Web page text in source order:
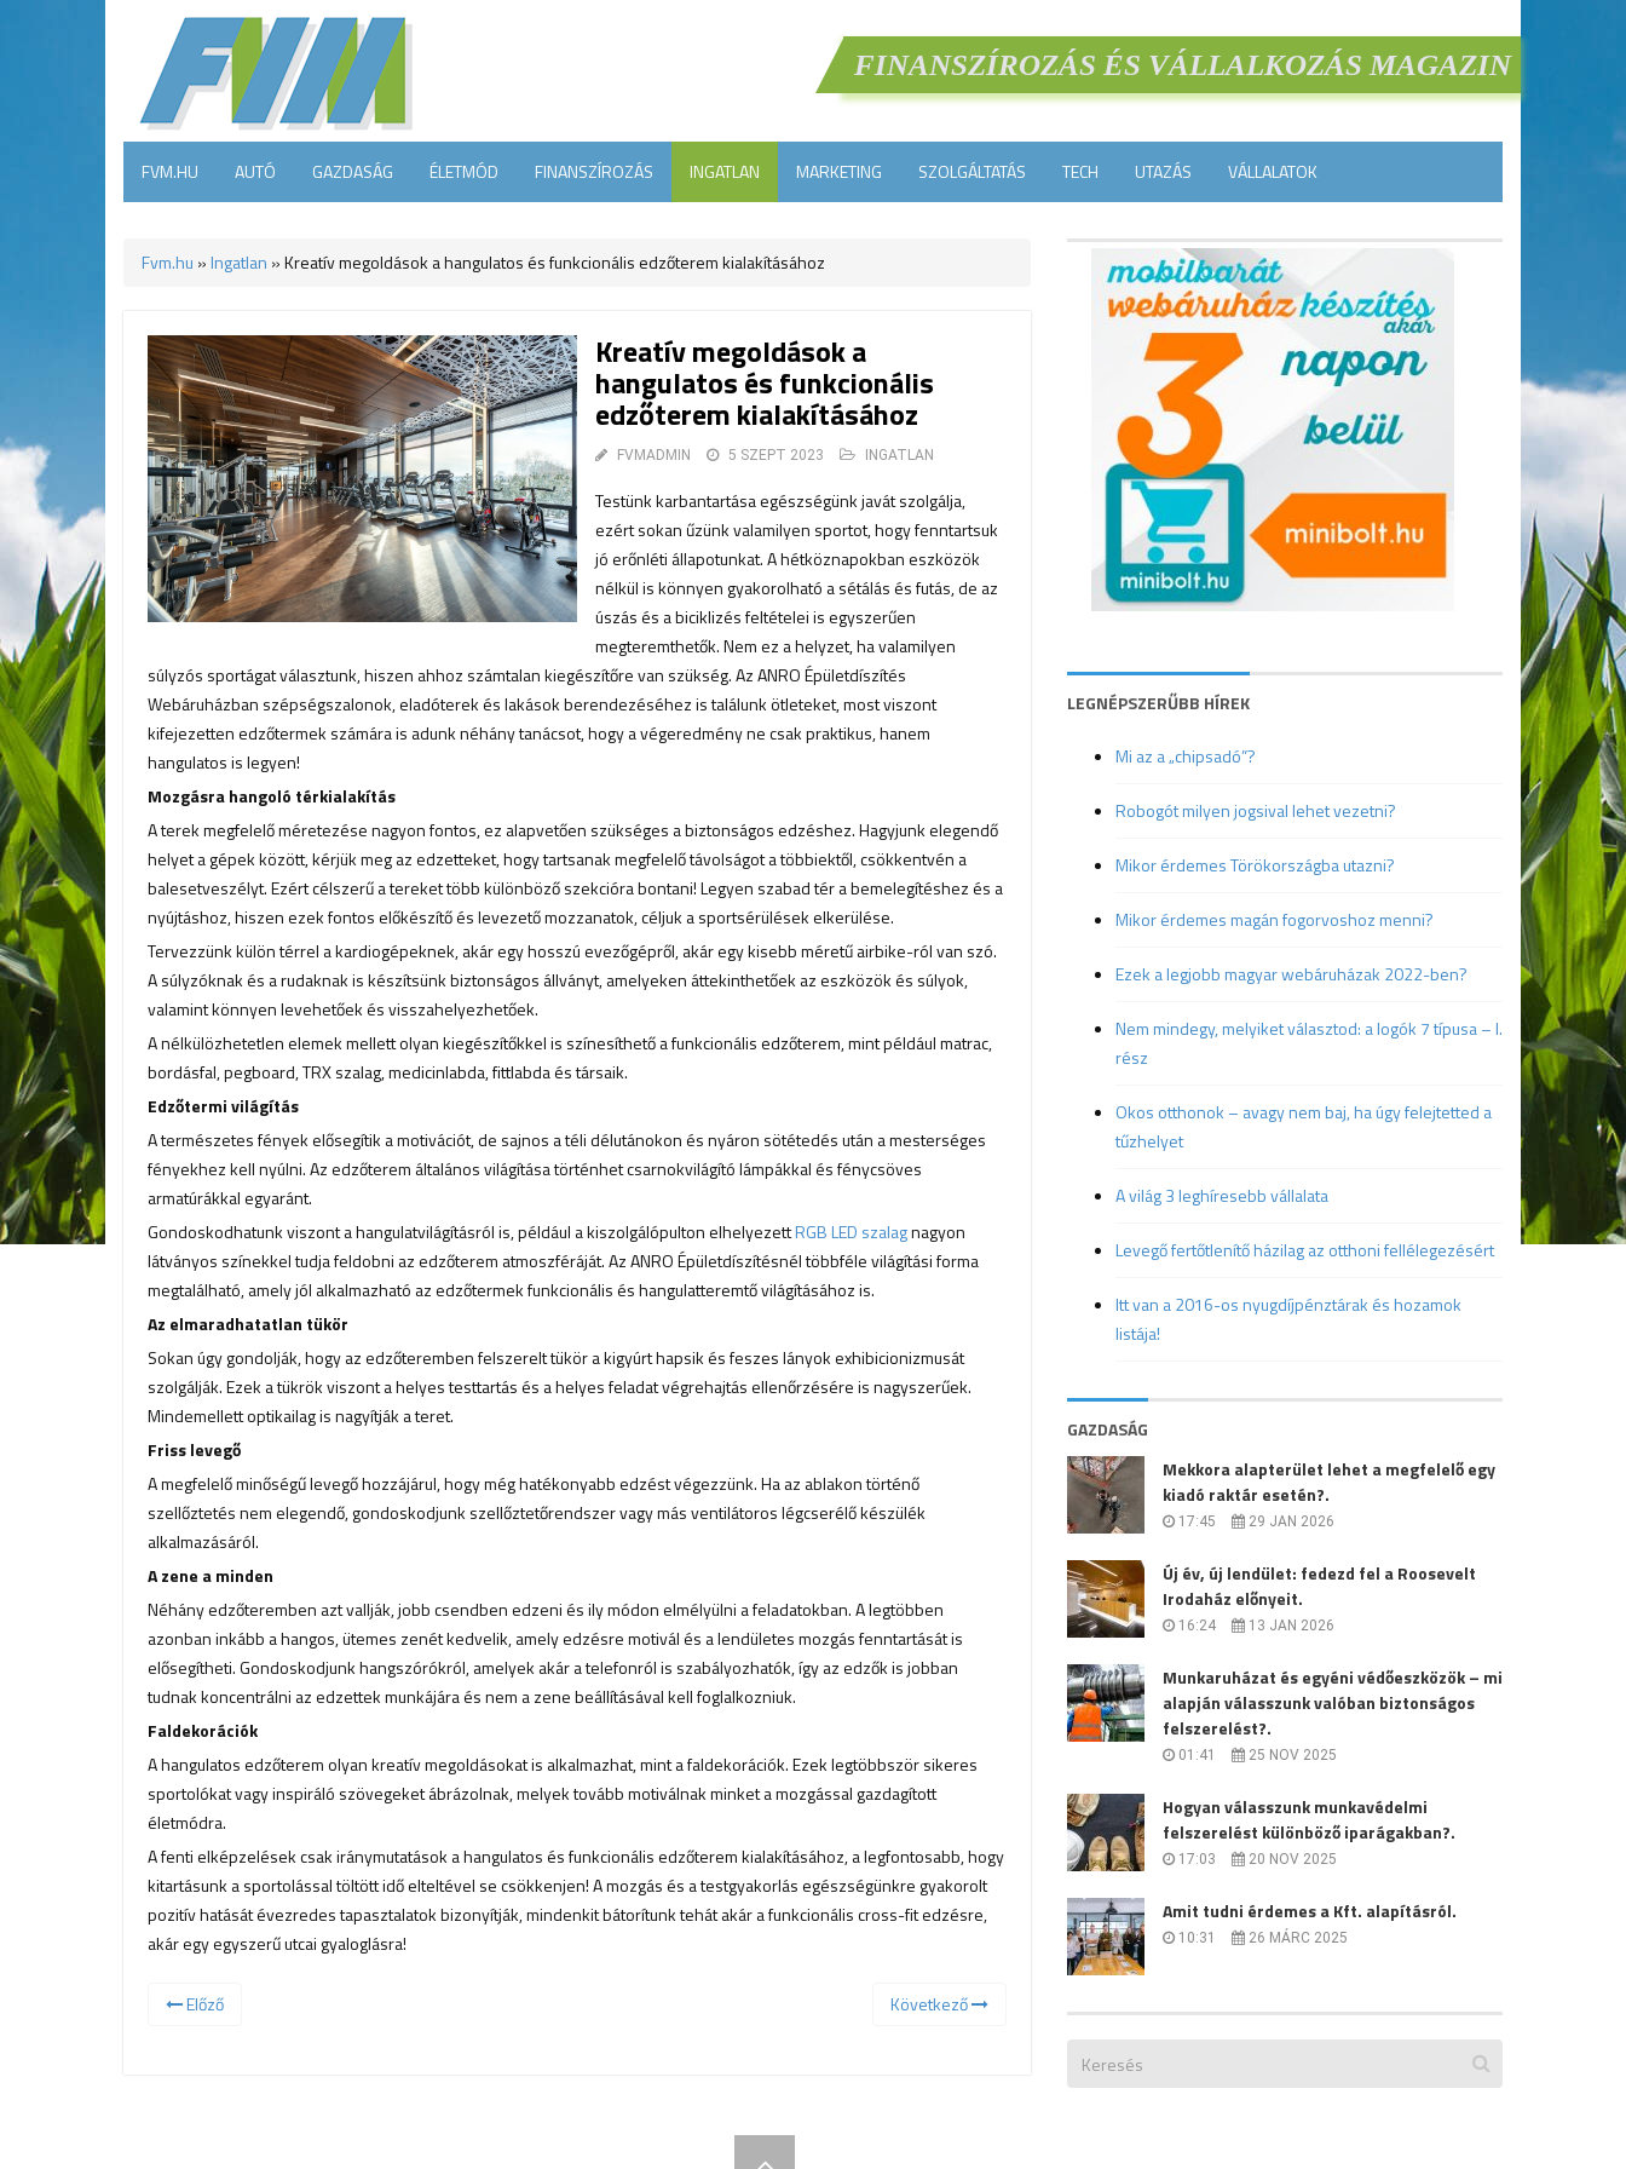
FINANSZÍROZÁS ÉS VÁLLALKOZÁS MAGAZIN
FVM.HU AUTÓ GAZDASÁG ÉLETMÓD FINANSZÍROZÁS INGATLAN MARKETING SZOLGÁLTATÁS TECH UTAZÁS VÁLLALATOK
Fvm.hu » Ingatlan »Kreatív megoldások a hangulatos és funkcionális edzőterem kialakításához
Kreatív megoldások a
hangulatos és funkcionális
edzőterem kialakításához
FVMADMIN 5 SZEPT 2023 INGATLAN
Testünk karbantartása egészségünk javát szolgálja,
ezért sokan űzünk valamilyen sportot, hogy fenntartsuk
jó erőnléti állapotunkat. A hétköznapokban eszközök
nélkül is könnyen gyakorolható a sétálás és futás, de az
úszás és a biciklizés feltételei is egyszerűen
megteremthetők. Nem ez a helyzet, ha valamilyen
súlyzós sportágat választunk, hiszen ahhoz számtalan kiegészítőre van szükség. Az ANRO Épületdíszítés
Webáruházban szépségszalonok, eladóterek és lakások berendezéséhez is találunk ötleteket, most viszont
kifejezetten edzőtermek számára is adunk néhány tanácsot, hogy a végeredmény ne csak praktikus, hanem
hangulatos is legyen!
Mozgásra hangoló térkialakítás
A terek megfelelő méretezése nagyon fontos, ez alapvetően szükséges a biztonságos edzéshez. Hagyjunk elegendő
helyet a gépek között, kérjük meg az edzetteket, hogy tartsanak megfelelő távolságot a többiektől, csökkentvén a
balesetveszélyt. Ezért célszerű a tereket több különböző szekcióra bontani! Legyen szabad tér a bemelegítéshez és a
nyújtáshoz, hiszen ezek fontos előkészítő és levezető mozzanatok, céljuk a sportsérülések elkerülése.
Tervezzünk külön térrel a kardiogépeknek, akár egy hosszú evezőgépről, akár egy kisebb méretű airbike-ról van szó.
A súlyzóknak és a rudaknak is készítsünk biztonságos állványt, amelyeken áttekinthetőek az eszközök és súlyok,
valamint könnyen levehetőek és visszahelyezhetőek.
A nélkülözhetetlen elemek mellett olyan kiegészítőkkel is színesíthető a funkcionális edzőterem, mint például matrac,
bordásfal, pegboard, TRX szalag, medicinlabda, fittlabda és társaik.
Edzőtermi világítás
A természetes fények elősegítik a motivációt, de sajnos a téli délutánokon és nyáron sötétedés után a mesterséges
fényekhez kell nyúlni. Az edzőterem általános világítása történhet csarnokvilágító lámpákkal és fénycsöves
armatúrákkal egyaránt.
Gondoskodhatunk viszont a hangulatvilágításról is, például a kiszolgálópulton elhelyezettRGB LED szalagnagyon
látványos színekkel tudja feldobni az edzőterem atmoszféráját. Az ANRO Épületdíszítésnél többféle világítási forma
megtalálható, amely jól alkalmazható az edzőtermek funkcionális és hangulatteremtő világításához is.
Az elmaradhatatlan tükör
Sokan úgy gondolják, hogy az edzőteremben felszerelt tükör a kigyúrt hapsik és feszes lányok exhibicionizmusát
szolgálják. Ezek a tükrök viszont a helyes testtartás és a helyes feladat végrehajtás ellenőrzésére is nagyszerűek.
Mindemellett optikailag is nagyítják a teret.
Friss levegő
A megfelelő minőségű levegő hozzájárul, hogy még hatékonyabb edzést végezzünk. Ha az ablakon történő
szellőztetés nem elegendő, gondoskodjunk szellőztetőrendszer vagy más ventilátoros légcserélő készülék
alkalmazásáról.
A zene a minden
Néhány edzőteremben azt vallják, jobb csendben edzeni és ily módon elmélyülni a feladatokban. A legtöbben
azonban inkább a hangos, ütemes zenét kedvelik, amely edzésre motivál és a lendületes mozgás fenntartását is
elősegítheti. Gondoskodjunk hangszórókról, amelyek akár a telefonról is szabályozhatók, így az edzők is jobban
tudnak koncentrálni az edzettek munkájára és nem a zene beállításával kell foglalkozniuk.
Faldekorációk
A hangulatos edzőterem olyan kreatív megoldásokat is alkalmazhat, mint a faldekorációk. Ezek legtöbbször sikeres
sportolókat vagy inspiráló szövegeket ábrázolnak, melyek tovább motiválnak minket a mozgással gazdagított
életmódra.
A fenti elképzelések csak iránymutatások a hangulatos és funkcionális edzőterem kialakításához, a legfontosabb, hogy
kitartásunk a sportolással töltött idő elteltével se csökkenjen! A mozgás és a testgyakorlás egészségünkre gyakorolt
pozitív hatását évezredes tapasztalatok bizonyítják, mindenkit bátorítunk tehát akár a funkcionális cross-fit edzésre,
akár egy egyszerű utcai gyaloglásra!
Előző Következő
LEGNÉPSZERŰBB HÍREK
Mi az a „chipsadó”?
Robogót milyen jogsival lehet vezetni?
Mikor érdemes Törökországba utazni?
Mikor érdemes magán fogorvoshoz menni?
Ezek a legjobb magyar webáruházak 2022-ben?
Nem mindegy, melyiket választod: a logók 7 típusa – I.
rész
Okos otthonok – avagy nem baj, ha úgy felejtetted a
tűzhelyet
A világ 3 leghíresebb vállalata
Levegő fertőtlenítő házilag az otthoni fellélegezésért
Itt van a 2016-os nyugdíjpénztárak és hozamok
listája!
GAZDASÁG
Mekkora alapterület lehet a megfelelő egy
kiadó raktár esetén?.
17:45 29 JAN 2026
Új év, új lendület: fedezd fel a Roosevelt
Irodaház előnyeit.
16:24 13 JAN 2026
Munkaruházat és egyéni védőeszközök – mi
alapján válasszunk valóban biztonságos
felszerelést?.
01:41 25 NOV 2025
Hogyan válasszunk munkavédelmi
felszerelést különböző iparágakban?.
17:03 20 NOV 2025
Amit tudni érdemes a Kft. alapításról.
10:31 26 MÁRC 2025